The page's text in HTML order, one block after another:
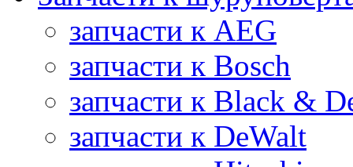
запчасти к AEG
запчасти к Bosch
запчасти к Black &
запчасти к DeWalt